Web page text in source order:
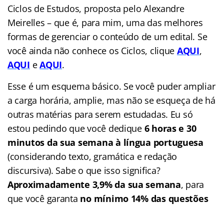
Ciclos de Estudos, proposta pelo Alexandre
Meirelles – que é, para mim, uma das melhores
formas de gerenciar o conteúdo de um edital. Se
você ainda não conhece os Ciclos, clique AQUI,
AQUI eAQUI.
Esse é um esquema básico. Se você puder ampliar
a carga horária, amplie, mas não se esqueça de há
outras matérias para serem estudadas. Eu só
estou pedindo que você dedique 6 horas e 30
minutos da sua semana à língua portuguesa
(considerando texto, gramática e redação
discursiva). Sabe o que isso significa?
Aproximadamente 3,9% da sua semana, para
que você garanta no mínimo 14% das questões